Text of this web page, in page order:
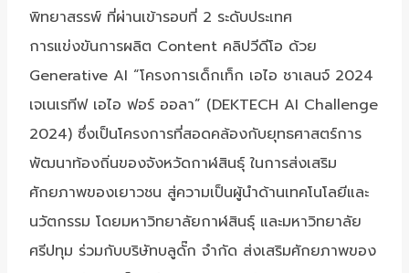
พิทยาสรรพ์ ที่ผ่านเข้ารอบที่ 2 ระดับประเทศ
การแข่งขันการผลิต Content คลิปวีดีโอ ด้วย
Generative AI “โครงการเด็กเท็ก เอไอ ชาเลนจ์ 2024
เจเนเรทีฟ เอไอ ฟอร์ ออลา” (DEKTECH AI Challenge
2024) ซึ่งเป็นโครงการที่สอดคล้องกับยุทธศาสตร์การ
พัฒนาท้องถิ่นของจังหวัดกาฬสินธุ์ ในการส่งเสริม
ศักยภาพของเยาวชน สู่ความเป็นผู้นำด้านเทคโนโลยีและ
นวัตกรรม โดยมหาวิทยาลัยกาฬสินธุ์ และมหาวิทยาลัย
ศรีปทุม ร่วมกับบริษัทบลูดั๊ก จำกัด ส่งเสริมศักยภาพของ